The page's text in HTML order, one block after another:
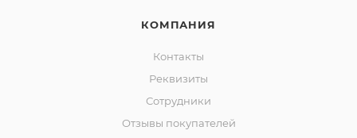
КОМПАНИЯ
Контакты
Реквизиты
Сотрудники
Отзывы покупателей